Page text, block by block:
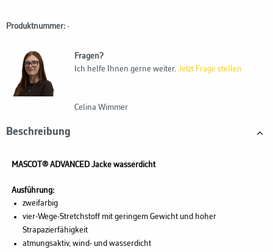
Produktnummer: -
Fragen?
Ich helfe Ihnen gerne weiter. Jetzt Frage stellen
Celina Wimmer
Beschreibung
MASCOT® ADVANCEDJacke wasserdicht
Ausführung:
zweifarbig
vier-Wege-Stretchstoff mit geringem Gewicht und hoher
Strapazierfähigkeit
atmungsaktiv, wind- und wasserdicht